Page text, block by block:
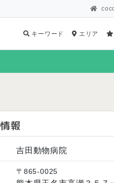
キーワード エリア
報
吉田動物病院
〒865-0025